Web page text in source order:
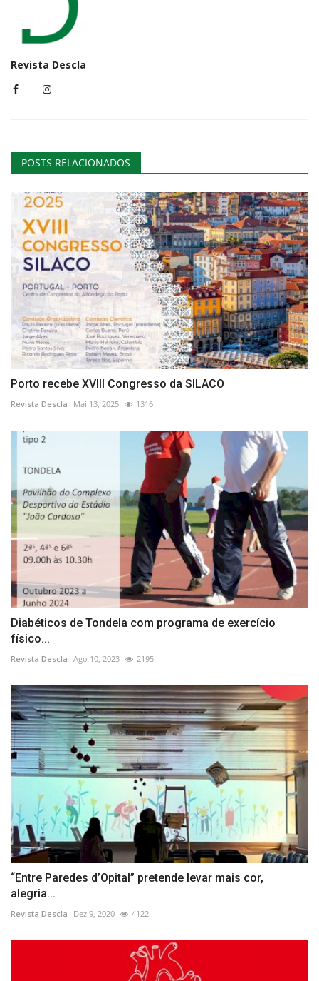
Revista Descla
POSTS RELACIONADOS
Porto recebe XVIII Congresso da SILACO
Revista Descla Mai 13, 2025 1316
Diabéticos de Tondela com programa de exercício
físico...
Revista Descla Ago 10, 2023 2195
“Entre Paredes d’Opital” pretende levar mais cor,
alegria...
Revista Descla Dez 9, 2020 4122